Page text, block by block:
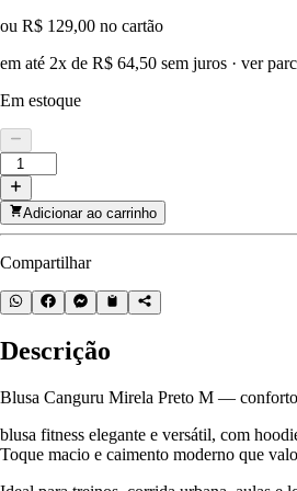
ou R$ 129,00 no cartão
em até 2x de R$ 64,50 sem juros · ver
Em estoque
Adicionar ao carrinho
Compartilhar
Descrição
Blusa Canguru Mirela Preto M — conforto
blusa fitness elegante e versátil, com
Toque macio e caimento moderno que